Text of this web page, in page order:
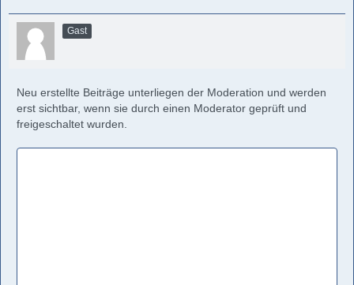
Gast
Neu erstellte Beiträge unterliegen der Moderation und werden
erst sichtbar, wenn sie durch einen Moderator geprüft und
freigeschaltet wurden.